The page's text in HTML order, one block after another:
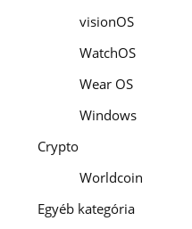
visionOS
WatchOS
Wear OS
Windows
Crypto
Worldcoin
Egyéb kategória